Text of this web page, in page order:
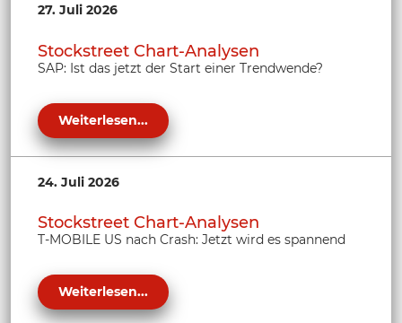
27. Juli 2026
Stockstreet Chart-Analysen
SAP: Ist das jetzt der Start einer Trendwende?
Weiterlesen...
24. Juli 2026
Stockstreet Chart-Analysen
T-MOBILE US nach Crash: Jetzt wird es spannend
Weiterlesen...